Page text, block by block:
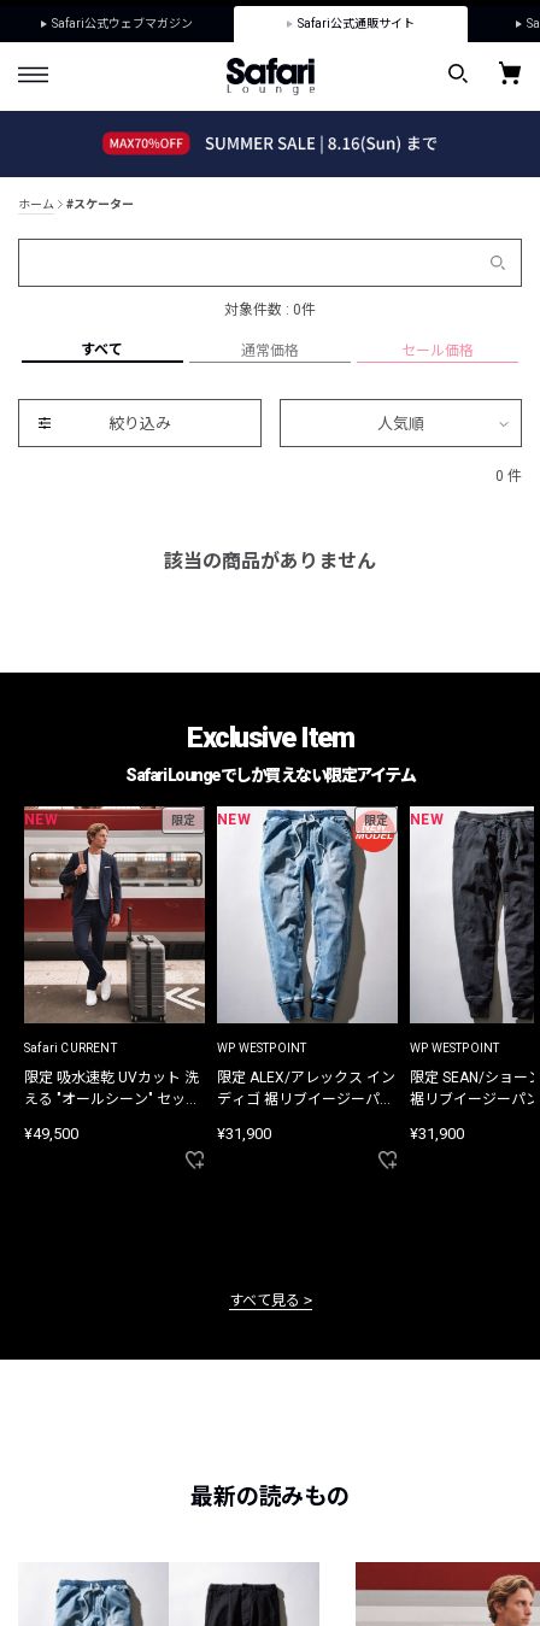
Safari公式ウェブマガジン Safari公式通販サイト
ホーム #スケーター
対象件数 : 0件
すべて 通常価格 セール価格
絞り込み 人気順
0 件
該当の商品がありません
Exclusive Item
Safari Loungeでしか買えない限定アイテム
NEW 限定
Safari CURRENT
限定 吸水速乾 UVカット 洗
える "オールシーン" セット
¥49,500
NEW 限定
WP WESTPOINT
限定 ALEX/アレックス イン
ディゴ 裾リブイージーパン
¥31,900
NEW
WP WESTPOINT
限定 SEAN/ショー
裾リブイージーパ
¥31,900
すべて見る
最新の読みもの